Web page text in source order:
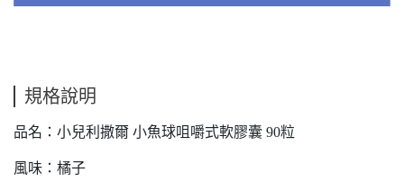
規格說明
品名：小兒利撒爾 小魚球咀嚼式軟膠囊 90粒
風味：橘子